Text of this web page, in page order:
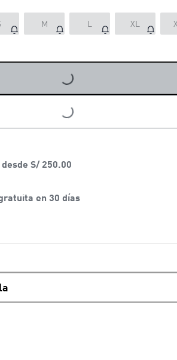
M L XL
LOADING...
LOADING...
S/ 250.00
en 30 días